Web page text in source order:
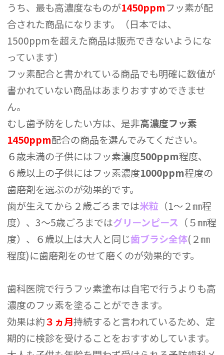
うち、最も高濃度なものが1450ppmフッ素が配
合された商品になります。（日本では、
1500ppmを超えた商品は販売できないようにな
っています）
フッ素配合と書かれている商品でも明確に数値が
書かれていない商品はあまりおすすめできませ
ん。
むし歯予防をしたい方は、是非高濃度フッ素
1450ppm配合の商品を選んでみてください。
６歳未満の子供にはフッ素濃度500ppm程度、
６歳以上の子供にはフッ素濃度1000ppm程度の
歯磨剤を選ぶのが効果的です。
歯が生えてから２歳ごろまでは米粒 （1～２㎜程
度）、3～5歳ごろまではグリーンピース （５㎜程
度）、６歳以上は大人と同じ歯ブラシ全体(２㎜
程度)に歯磨剤をのせて磨くのが効果的です。
歯科医院で行うフッ素塗布は自宅で行うよりも高
濃度のフッ素を塗ることができます。
効果は約３ヵ月持続すると言われているため、定
期的に検診を受けることをおすすめしています。